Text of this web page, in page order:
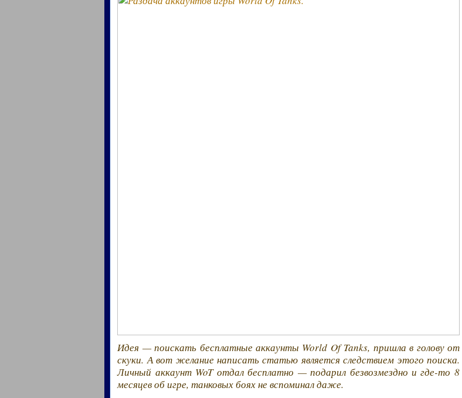
Идея — поискать бесплатные аккаунты World Of Tanks, пришла в голову от
скуки. А вот желание написать статью является следствием этого поиска.
Личный аккаунт WoT отдал бесплатно — подарил безвозмездно и где-то 8
месяцев об игре, танковых боях не вспоминал даже.